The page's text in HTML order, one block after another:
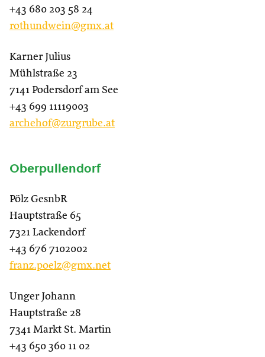
+43 680 203 58 24
rothundwein@gmx.at
Karner Julius
Mühlstraße 23
7141 Podersdorf am See
+43 699 11119003
archehof@zurgrube.at
Oberpullendorf
Pölz GesnbR
Hauptstraße 65
7321 Lackendorf
+43 676 7102002
franz.poelz@gmx.net
Unger Johann
Hauptstraße 28
7341 Markt St. Martin
+43 650 360 11 02